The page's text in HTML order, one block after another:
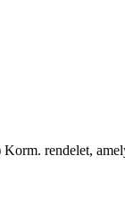
rendelet,